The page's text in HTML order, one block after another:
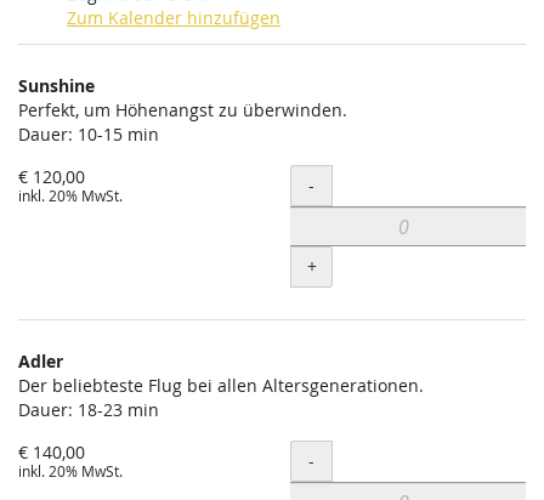
Zum Kalender hinzufügen
Produkte
Unkategorisierte
Produkte
Sunshine
Perfekt, um Höhenangst zu überwinden.
Dauer: 10-15 min
€ 120,00
inkl. 20% MwSt. Menge
-
+
Adler
Der beliebteste Flug bei allen Altersgenerationen.
Dauer: 18-23 min
€ 140,00
inkl. 20% MwSt. Menge
-